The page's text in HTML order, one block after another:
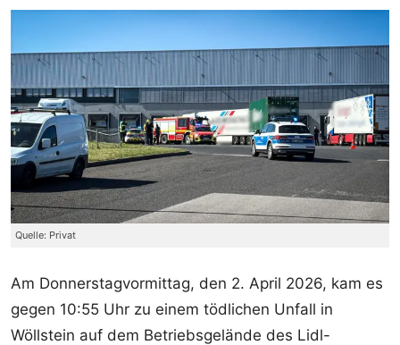
Quelle: Privat
Am Donnerstagvormittag, den 2. April 2026, kam es
gegen 10:55 Uhr zu einem tödlichen Unfall in
Wöllstein auf dem Betriebsgelände des Lidl-